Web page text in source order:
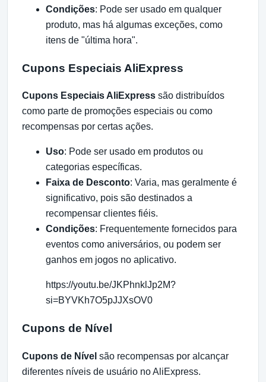
Condições: Pode ser usado em qualquer
produto, mas há algumas exceções, como
itens de "última hora".
Cupons Especiais AliExpress
Cupons Especiais AliExpress são distribuídos
como parte de promoções especiais ou como
recompensas por certas ações.
Uso: Pode ser usado em produtos ou
categorias específicas.
Faixa de Desconto: Varia, mas geralmente é
significativo, pois são destinados a
recompensar clientes fiéis.
Condições: Frequentemente fornecidos para
eventos como aniversários, ou podem ser
ganhos em jogos no aplicativo.
https://youtu.be/JKPhnklJp2M?
si=BYVKh7O5pJJXsOV0
Cupons de Nível
Cupons de Nível são recompensas por alcançar
diferentes níveis de usuário no AliExpress.